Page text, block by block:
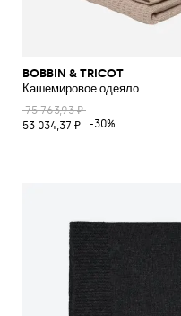
BOBBIN & TRICOT
Кашемировое одеяло
75 763,93 ₽
53 034,37 ₽
-30%